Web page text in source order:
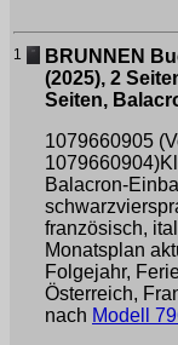
1
BRUNNEN
(2025), 2
Seiten,
1079660905
Balacron-
französisch,
Monatsplan
Folgejahr,
Österreich,
nach Modell